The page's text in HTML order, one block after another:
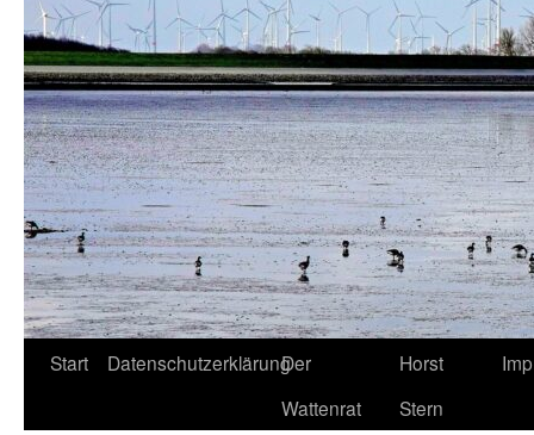
Start DatenschutzerklärungDer
Wattenrat
Horst
Stern